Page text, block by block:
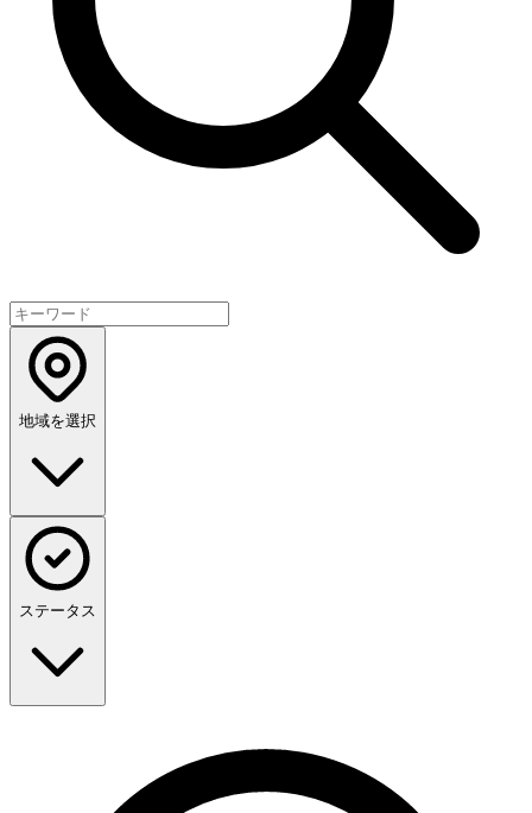
地域を選択
ステータス